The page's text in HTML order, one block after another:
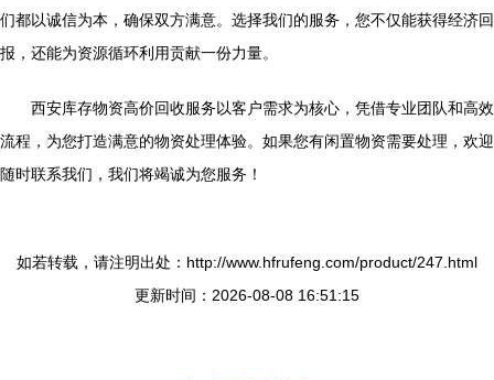
们都以诚信为本，确保双方满意。选择我们的服务，您不仅能获得经济回
报，还能为资源循环利用贡献一份力量。
西安库存物资高价回收服务以客户需求为核心，凭借专业团队和高效
流程，为您打造满意的物资处理体验。如果您有闲置物资需要处理，欢迎
随时联系我们，我们将竭诚为您服务！
如若转载，请注明出处：http://www.hfrufeng.com/product/247.html
更新时间：2026-08-08 16:51:15